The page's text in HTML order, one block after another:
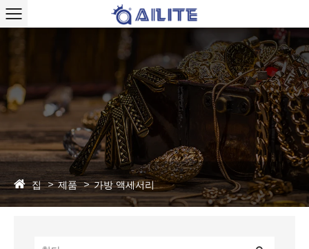
집 제품 가방 액세서리